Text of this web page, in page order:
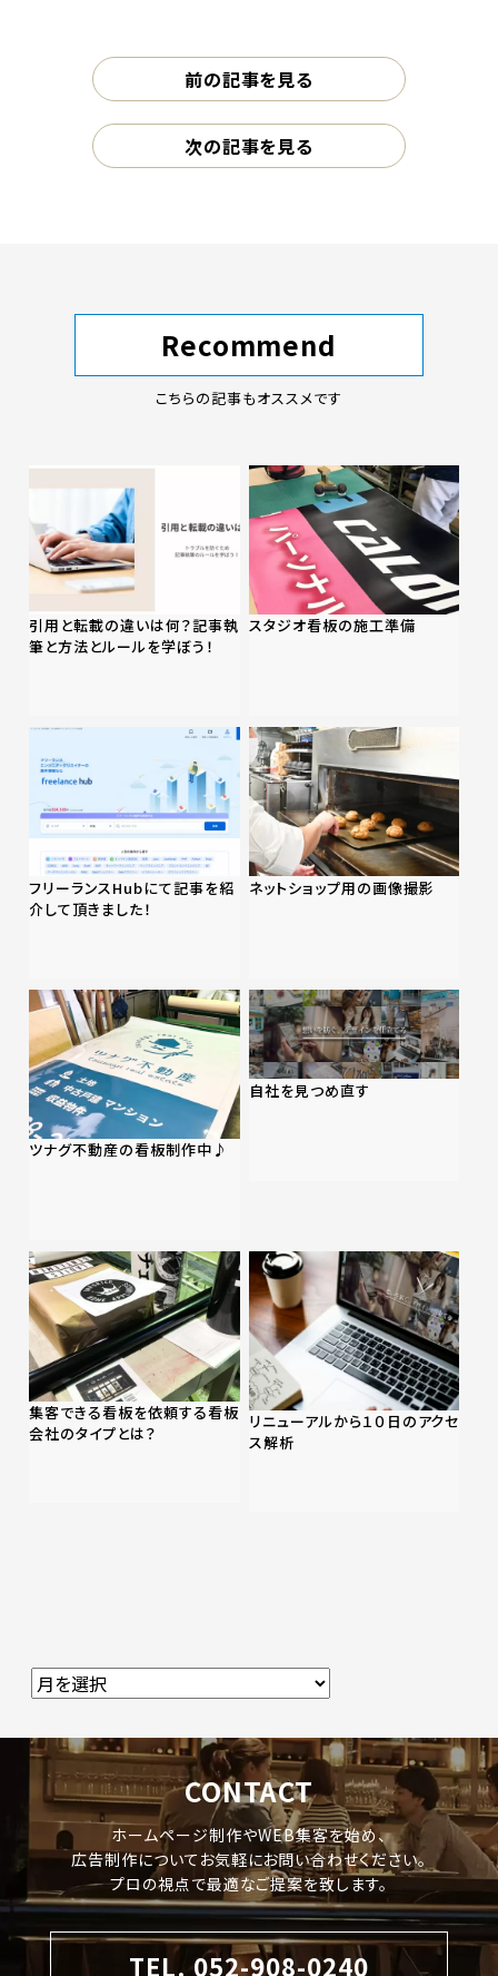
前の記事を見る
次の記事を見る
Recommend
こちらの記事もオススメです
引用と転載の違いは何？記事執
筆と方法とルールを学ぼう！
スタジオ看板の施工準備
フリーランスHubにて記事を紹
介して頂きました！
ネットショップ用の画像撮影
ツナグ不動産の看板制作中♪
自社を見つめ直す
集客できる看板を依頼する看板
会社のタイプとは？
リニューアルから１０日のアクセ
ス解析
CONTACT
ホームページ制作やWEB集客を始め、
広告制作についてお気軽にお問い合わせください。
プロの視点で最適なご提案を致します。
TEL. 052-908-0240